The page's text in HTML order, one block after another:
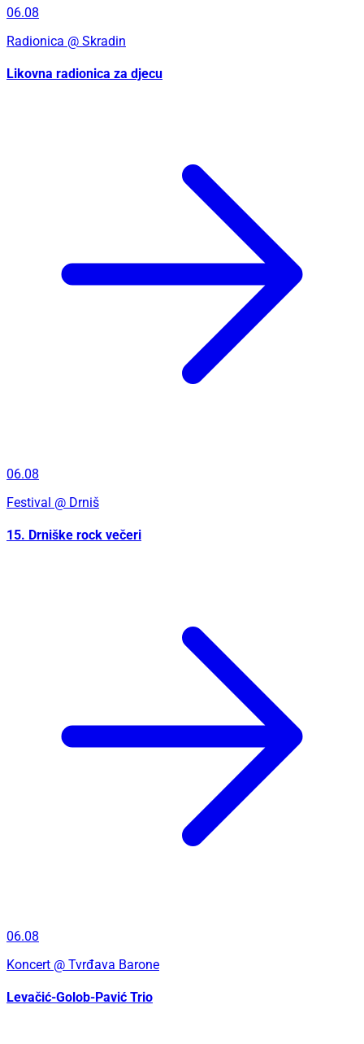
06.08
Radionica @ Skradin
Likovna radionica za djecu
06.08
Festival @ Drniš
15. Drniške rock večeri
06.08
Koncert @ Tvrđava Barone
Levačić-Golob-Pavić Trio